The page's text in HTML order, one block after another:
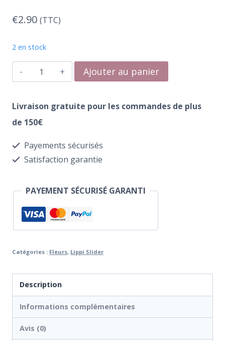
€2.90 (TTC)
2 en stock
quantité
de
Water
Transfer
Wedding
Ajouter au panier
Livraison gratuite pour les commandes de plus
de 150€
Payements sécurisés
Satisfaction garantie
PAYEMENT SÉCURISÉ GARANTI
Catégories : Fleurs, Lippi Slider
Description
Informations complémentaires
Avis (0)